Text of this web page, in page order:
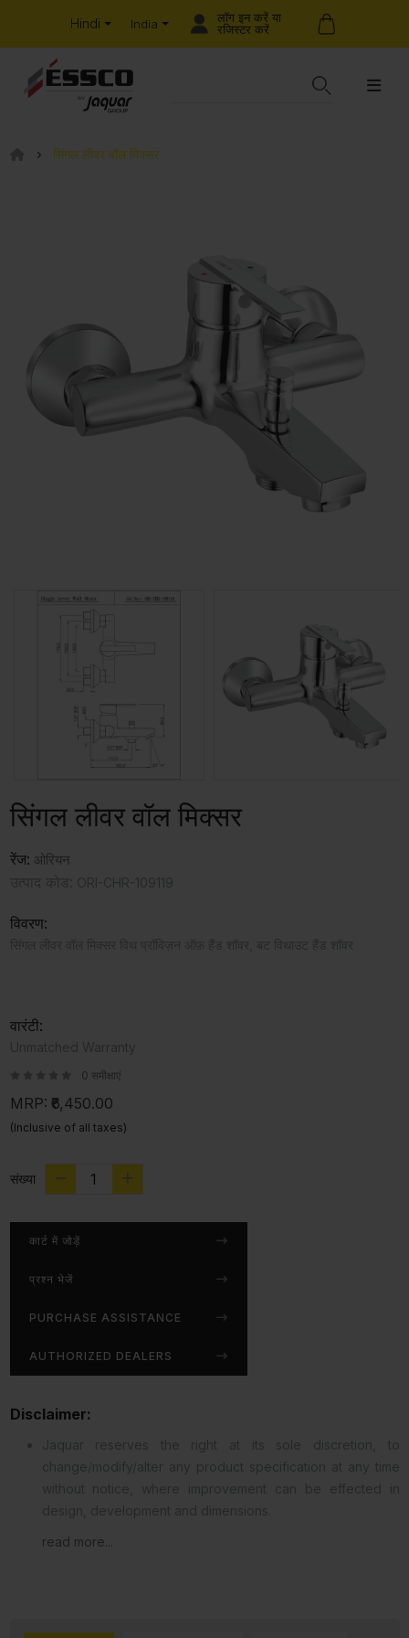
Hindi India
लॉग इन करें या
रजिस्टर करें
सिंगल लीवर वॉल मिक्सर
सिंगल लीवर वॉल मिक्सर
रेंज: ओरियन
विवरण:
वारंटी:
0 समीक्षाएं
MRP: ₹6,450.00
(Inclusive of all taxes)
संख्या
कार्ट में जोड़ें
प्रश्न भेजें
PURCHASE ASSISTANCE
AUTHORIZED DEALERS
Disclaimer:
read more...